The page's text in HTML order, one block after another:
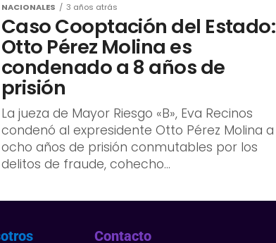
NACIONALES 3 años atrás
Caso Cooptación del Estado:
Otto Pérez Molina es
condenado a 8 años de
prisión
La jueza de Mayor Riesgo «B», Eva Recinos
condenó al expresidente Otto Pérez Molina a
ocho años de prisión conmutables por los
delitos de fraude, cohecho...
Contacto